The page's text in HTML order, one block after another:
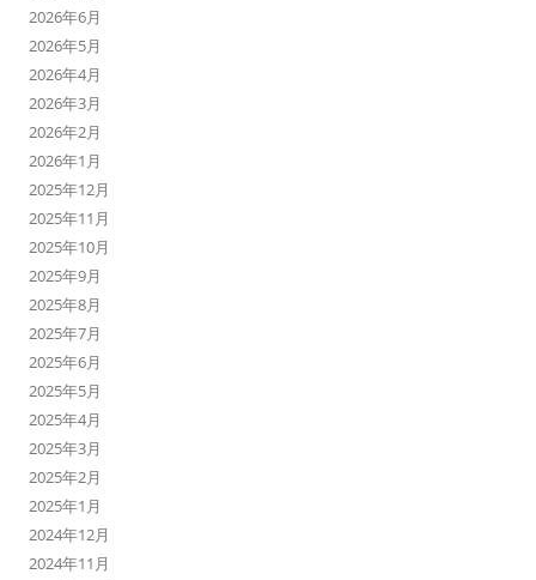
2026年6月
2026年5月
2026年4月
2026年3月
2026年2月
2026年1月
2025年12月
2025年11月
2025年10月
2025年9月
2025年8月
2025年7月
2025年6月
2025年5月
2025年4月
2025年3月
2025年2月
2025年1月
2024年12月
2024年11月